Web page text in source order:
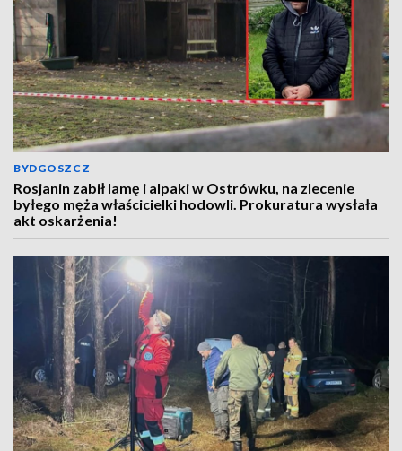
BYDGOSZCZ
Rosjanin zabił lamę i alpaki w Ostrówku, na zlecenie
byłego męża właścicielki hodowli. Prokuratura wysłała
akt oskarżenia!